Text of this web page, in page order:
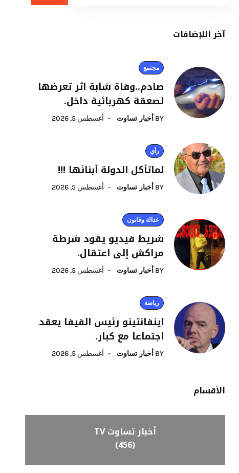
آخر اللإضافات
مجتمع
صادم..وفاة شابة اثر تعرضها
لصعقة كهربائية داخل.
BY أخبار تساوت أغسطس 5, 2026
رأي
لماتأكل الدولة أبنائها !!!
BY أخبار تساوت أغسطس 5, 2026
عدالة وقانون
شريط فيديو يقود شرطة
مراكش إلى اعتقال.
BY أخبار تساوت أغسطس 5, 2026
رياضة
اينفانتينو رئيس الفيفا يعقد
اجتماعا مع كبار.
BY أخبار تساوت أغسطس 5, 2026
الأقسام
أخبار تساوت TV
(456)